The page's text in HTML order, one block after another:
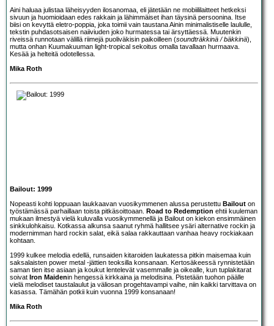
Aini haluaa julistaa läheisyyden ilosanomaa, eli jätetään ne mobiililaitteet hetkeksi
sivuun ja huomioidaan edes rakkain ja lähimmäiset ihan täysinä persoonina. Itse
biisi on kevyttä eletro-poppia, joka toimii vain taustana Ainin minimalistiselle laululle,
tekstin puhdasotsaisen naiiviuden joko hurmatessa tai ärsyttäessä. Muutenkin
riveissä runnotaan välillä riimejä puoliväkisin paikoilleen (soundträkkinä / bäkkinä),
mutta onhan Kuumakuuman light-tropical sekoitus omalla tavallaan hurmaava.
Kesää ja helteitä odotellessa.
Mika Roth
Bailout: 1999
Nopeasti kohti loppuaan laukkaavan vuosikymmenen alussa perustettu Bailout on
työstämässä parhaillaan toista pitkäsoittoaan. Road to Redemption ehtii kuuleman
mukaan ilmestyä vielä kuluvalla vuosikymmenellä ja Bailout on kiekon ensimmäinen
sinkkulohkaisu. Kotkassa alkunsa saanut ryhmä hallitsee ysäri alternative rockin ja
modernimman hard rockin salat, eikä salaa rakkauttaan vanhaa heavy rockiakaan
kohtaan.
1999 kulkee melodia edellä, runsaiden kitaroiden laukatessa pitkin maisemaa kuin
saksalaisten power metal -jättien teoksilla konsanaan. Kertosäkeessä rynnistetään
saman tien itse asiaan ja koukut lentelevät vasemmalle ja oikealle, kun tuplakitarat
soivat Iron Maidenin hengessä kirkkaina ja melodisina. Pistetään tuohon päälle
vielä melodiset taustalaulut ja väliosan progehtavampi vaihe, niin kaikki tarvittava on
kasassa. Tämähän potkii kuin vuonna 1999 konsanaan!
Mika Roth